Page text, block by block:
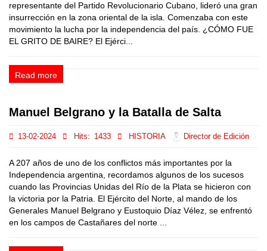
representante del Partido Revolucionario Cubano, lideró una gran
insurrección en la zona oriental de la isla. Comenzaba con este
movimiento la lucha por la independencia del país. ¿CÓMO FUE
EL GRITO DE BAIRE? El Ejérci...
Read more
Manuel Belgrano y la Batalla de Salta
13-02-2024 Hits: 1433 HISTORIA Director de Edición
A 207 años de uno de los conflictos más importantes por la
Independencia argentina, recordamos algunos de los sucesos
cuando las Provincias Unidas del Río de la Plata se hicieron con
la victoria por la Patria. El Ejército del Norte, al mando de los
Generales Manuel Belgrano y Eustoquio Díaz Vélez, se enfrentó
en los campos de Castañares del norte ...